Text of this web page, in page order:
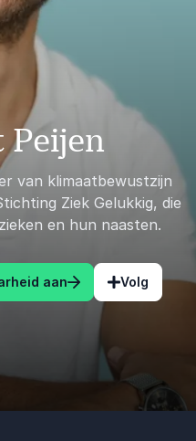
Peijen
van klimaatbewustzijn
Ziek Gelukkig, die
en hun naasten.
aan Volg